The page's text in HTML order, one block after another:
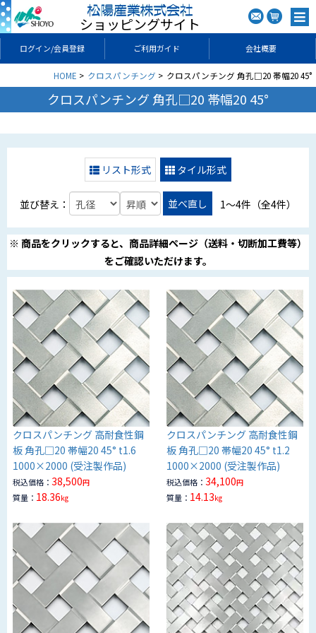
ショッピングサイト
ログイン/会員登録 ご利用ガイド 会社概要
HOME クロスパンチング クロスパンチング 角孔□20 帯幅20 45°
クロスパンチング 角孔□20 帯幅20 45°
リスト形式 タイル形式
並び替え： 並べ直し 1〜4件（全4件）
※ 商品をクリックすると、商品詳細ページ（送料・切断加工費等）
をご確認いただけます。
クロスパンチング 高耐食性鋼
板 角孔□20 帯幅20 45° t1.6
1000×2000 (受注製作品)
税込価格： 38,500円
質量： 18.36kg
クロスパンチング 高耐食性鋼
板 角孔□20 帯幅20 45° t1.2
1000×2000 (受注製作品)
税込価格：34,100円
質量： 14.13kg